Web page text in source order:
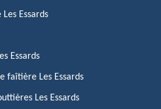
Essards
Essards
faîtière Les Essards
Les Essards